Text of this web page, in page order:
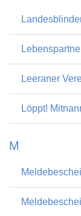
Leeraner
Löppt!
M